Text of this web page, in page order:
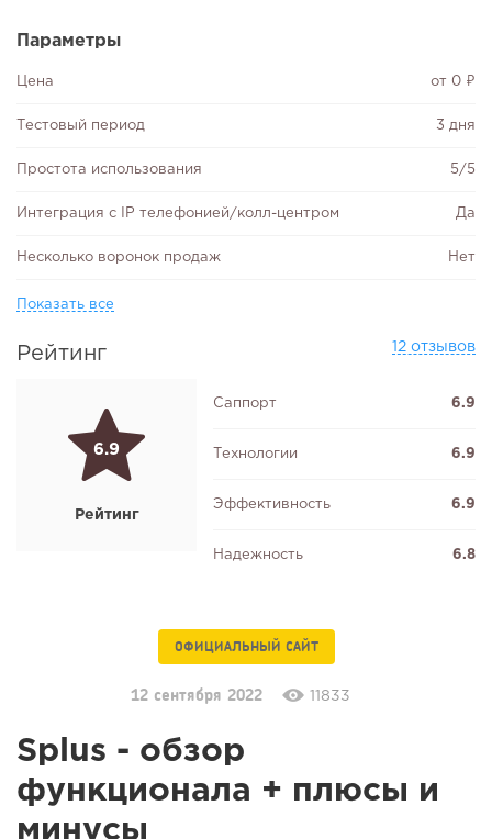
Параметры
Цена от 0 ₽
Тестовый период 3 дня
Простота использования 5/5
Интеграция с IP телефонией/колл-центром Да
Несколько воронок продаж Нет
Показать все
Рейтинг 12 отзывов
6.9
Рейтинг
Саппорт 6.9
Технологии 6.9
Эффективность 6.9
Надежность 6.8
ОФИЦИАЛЬНЫЙ САЙТ
12 сентября 2022 11833
Splus - обзор
функционала + плюсы и
минусы